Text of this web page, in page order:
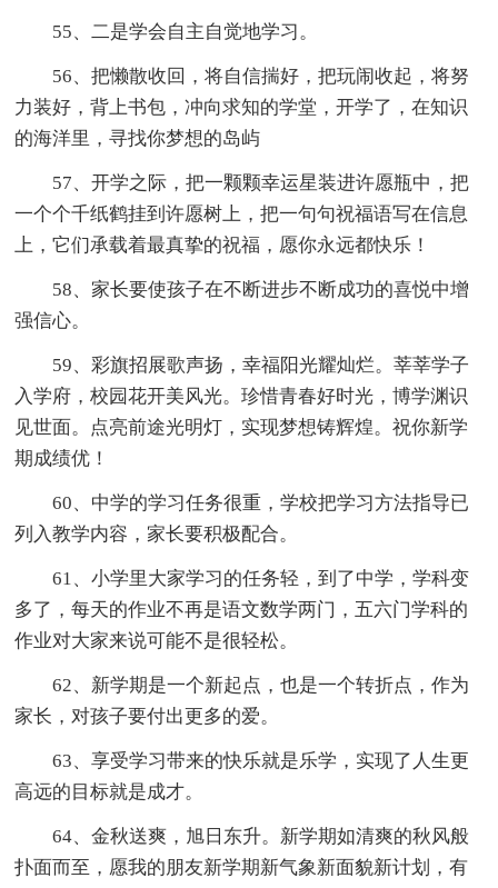
55、二是学会自主自觉地学习。
56、把懒散收回，将自信揣好，把玩闹收起，将努
力装好，背上书包，冲向求知的学堂，开学了，在知识
的海洋里，寻找你梦想的岛屿
57、开学之际，把一颗颗幸运星装进许愿瓶中，把
一个个千纸鹤挂到许愿树上，把一句句祝福语写在信息
上，它们承载着最真挚的祝福，愿你永远都快乐！
58、家长要使孩子在不断进步不断成功的喜悦中增
强信心。
59、彩旗招展歌声扬，幸福阳光耀灿烂。莘莘学子
入学府，校园花开美风光。珍惜青春好时光，博学渊识
见世面。点亮前途光明灯，实现梦想铸辉煌。祝你新学
期成绩优！
60、中学的学习任务很重，学校把学习方法指导已
列入教学内容，家长要积极配合。
61、小学里大家学习的任务轻，到了中学，学科变
多了，每天的作业不再是语文数学两门，五六门学科的
作业对大家来说可能不是很轻松。
62、新学期是一个新起点，也是一个转折点，作为
家长，对孩子要付出更多的爱。
63、享受学习带来的快乐就是乐学，实现了人生更
高远的目标就是成才。
64、金秋送爽，旭日东升。新学期如清爽的秋风般
扑面而至，愿我的朋友新学期新气象新面貌新计划，有